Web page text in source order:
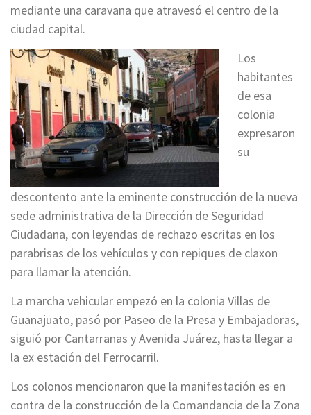
mediante una caravana que atravesó el centro de la
ciudad capital.
Los
habitantes
de esa
colonia
expresaron
su
descontento ante la eminente construcción de la nueva
sede administrativa de la Dirección de Seguridad
Ciudadana, con leyendas de rechazo escritas en los
parabrisas de los vehículos y con repiques de claxon
para llamar la atención.
La marcha vehicular empezó en la colonia Villas de
Guanajuato, pasó por Paseo de la Presa y Embajadoras,
siguió por Cantarranas y Avenida Juárez, hasta llegar a
la ex estación del Ferrocarril.
Los colonos mencionaron que la manifestación es en
contra de la construcción de la Comandancia de la Zona